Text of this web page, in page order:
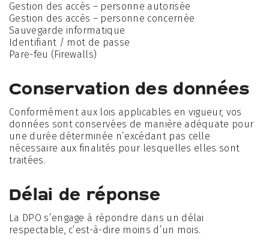
Gestion des accès – personne autorisée
Gestion des accès – personne concernée
Sauvegarde informatique
Identifiant / mot de passe
Pare-feu (Firewalls)
Conservation des données
Conformément aux lois applicables en vigueur, vos
données sont conservées de manière adéquate pour
une durée déterminée n’excédant pas celle
nécessaire aux finalités pour lesquelles elles sont
traitées.
Délai de réponse
La DPO s’engage à répondre dans un délai
respectable, c’est-à-dire moins d’un mois.